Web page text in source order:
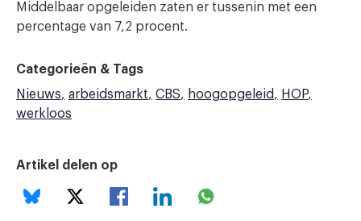
Middelbaar opgeleiden zaten er tussenin met een
percentage van 7,2 procent.
Categorieën & Tags
Nieuws
arbeidsmarkt CBS hoogopgeleid
HOP
werkloos
Artikel delen op